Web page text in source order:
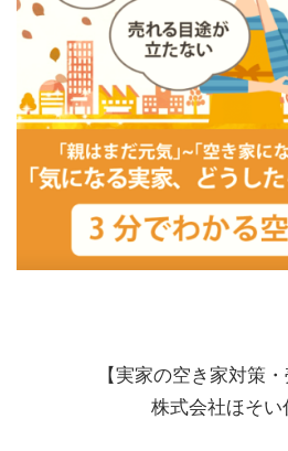
【実家の空き家対策・
株式会社ほそい